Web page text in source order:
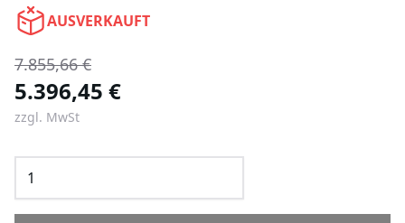
AUSVERKAUFT
7.855,66 €
5.396,45 €
zzgl. MwSt